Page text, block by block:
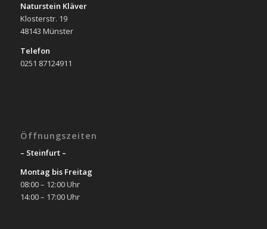
Naturstein Kläver
Klosterstr. 19
48143 Münster
Telefon
0251 87124911
Öffnungszeiten
– Steinfurt –
Montag bis Freitag
08:00 – 12:00 Uhr
14:00 – 17:00 Uhr